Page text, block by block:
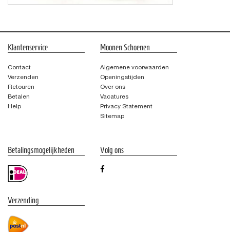
Klantenservice
Contact
Verzenden
Retouren
Betalen
Help
Moonen Schoenen
Algemene voorwaarden
Openingstijden
Over ons
Vacatures
Privacy Statement
Sitemap
Betalingsmogelijkheden
Verzending
Volg ons